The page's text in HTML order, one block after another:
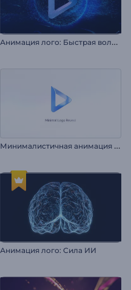
А
нимация лого: Быстрая волна частиц
М
инималистичная анимация лого
Анимация лого: Сила ИИ